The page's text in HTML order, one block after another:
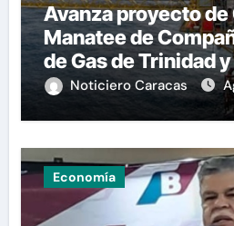
Avanza proyecto de
Manatee de
de Gas de Trinidad
Noticiero Caracas
Economía